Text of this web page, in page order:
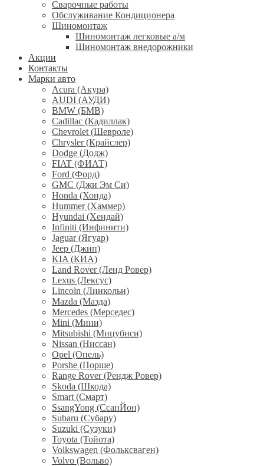
Сварочные работы
Обслуживание Кондиционера
Шиномонтаж
Шиномонтаж легковые а/м
Шиномонтаж внедорожники
Акции
Контакты
Марки авто
Acura (Акура)
AUDI (АУДИ)
BMW (БМВ)
Cadillac (Кадиллак)
Chevrolet (Шевроле)
Chrysler (Крайслер)
Dodge (Додж)
FIAT (ФИАТ)
Ford (Форд)
GMC (Джи Эм Си)
Honda (Хонда)
Hummer (Хаммер)
Hyundai (Хендай)
Infiniti (Инфинити)
Jaguar (Ягуар)
Jeep (Джип)
KIA (КИА)
Land Rover (Ленд Ровер)
Lexus (Лексус)
Lincoln (Линкольн)
Mazda (Мазда)
Mercedes (Мерседес)
Mini (Мини)
Mitsubishi (Мицубиси)
Nissan (Ниссан)
Opel (Опель)
Porshe (Порше)
Range Rover (Рендж Ровер)
Skoda (Шкода)
Smart (Смарт)
SsangYong (СсанЙон)
Subaru (Субару)
Suzuki (Сузуки)
Toyota (Тойота)
Volkswagen (Фольксваген)
Volvo (Вольво)